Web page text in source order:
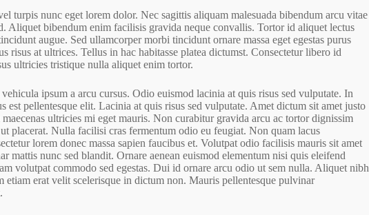
turpis nunc eget lorem dolor. Nec sagittis aliquam malesuada bibendum arcu vitae
Aliquet bibendum enim facilisis gravida neque convallis. Tortor id aliquet lectus
augue. Sed ullamcorper morbi tincidunt ornare massa eget egestas purus
at ultrices. Tellus in hac habitasse platea dictumst. Consectetur libero id
ultricies tristique nulla aliquet enim tortor.
ipsum a arcu cursus. Odio euismod lacinia at quis risus sed vulputate. In
est pellentesque elit. Lacinia at quis risus sed vulputate. Amet dictum sit amet justo
ultricies mi eget mauris. Non curabitur gravida arcu ac tortor dignissim
placerat. Nulla facilisi cras fermentum odio eu feugiat. Non quam lacus
lorem donec massa sapien faucibus et. Volutpat odio facilisis mauris sit amet
mattis nunc sed blandit. Ornare aenean euismod elementum nisi quis eleifend
volutpat commodo sed egestas. Dui id ornare arcu odio ut sem nulla. Aliquet nibh
etiam erat velit scelerisque in dictum non. Mauris pellentesque pulvinar